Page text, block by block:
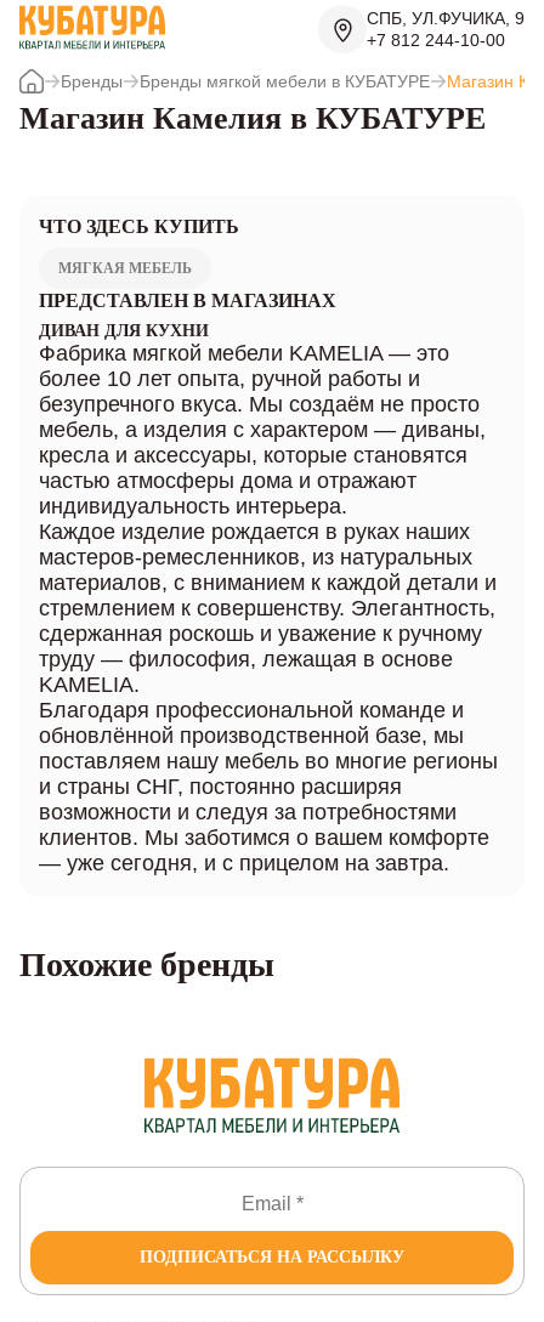
СПБ, УЛ.ФУЧИКА, 9
+7 812 244-10-00
Бренды Бренды мягкой мебели в КУБАТУРЕ Магазин
Магазин Камелия в КУБАТУРЕ
ЧТО ЗДЕСЬ КУПИТЬ
МЯГКАЯ МЕБЕЛЬ
ПРЕДСТАВЛЕН В МАГАЗИНАХ
ДИВАН ДЛЯ КУХНИ
Фабрика мягкой мебели KAMELIA — это
более 10 лет опыта, ручной работы и
безупречного вкуса. Мы создаём не просто
мебель, а изделия с характером — диваны,
кресла и аксессуары, которые становятся
частью атмосферы дома и отражают
индивидуальность интерьера.
Каждое изделие рождается в руках наших
мастеров-ремесленников, из натуральных
материалов, с вниманием к каждой детали и
стремлением к совершенству. Элегантность,
сдержанная роскошь и уважение к ручному
труду — философия, лежащая в основе
KAMELIA.
Благодаря профессиональной команде и
обновлённой производственной базе, мы
поставляем нашу мебель во многие регионы
и страны СНГ, постоянно расширяя
возможности и следуя за потребностями
клиентов. Мы заботимся о вашем комфорте
— уже сегодня, и с прицелом на завтра.
Похожие бренды
ПОДПИСАТЬСЯ НА РАССЫЛКУ